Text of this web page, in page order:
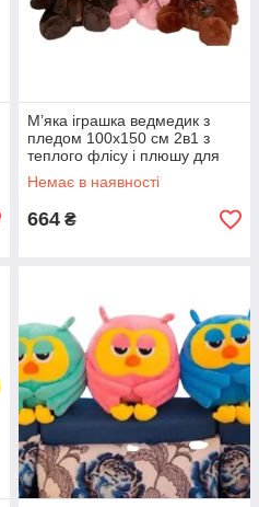
М’яка іграшка ведмедик з
пледом 100x150 см 2в1 з
теплого флісу і плюшу для
дітей універсальний
подарунок
Немає в наявності
664 ₴